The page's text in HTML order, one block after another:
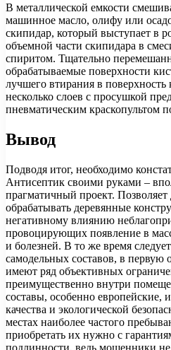
В металлической емкости
машинное масло, олифу или
скипидар, который выступает в
объемной части скипидара в
спиритом. Тщательно
обрабатываемые поверхности
лучшего втирания в
несколько слоев с просушкой
пневматическим краскопультом
Вывод
Подводя итог, необходимо
Антисептик своими руками –
прагматичный проект. Позволяет
обрабатывать деревянные
негативному влиянию
провоцирующих появление в
и болезней. В то же время
самодельных составов, в первую
имеют ряд объективных
преимущественно внутри
составы, особенно европейские,
качества и экологической
местах наиболее частого
приобретать их нужно с
подлинности, ведь мошенники